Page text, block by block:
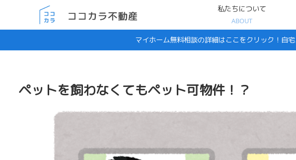
私たちについて
ABOUT
マイホーム無料相談の詳細はここをクリック！自
ペットを飼わなくてもペット可物件！？